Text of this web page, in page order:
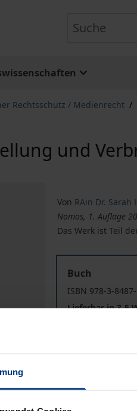
Rechtsschutz / Medienrecht /
und
Von RAin Dr. Sarah
Nomos, 1. Auflage
Das Werk ist Teil
Buch
ISBN 978-3-
Lieferbar in 3-5
Preisangaben